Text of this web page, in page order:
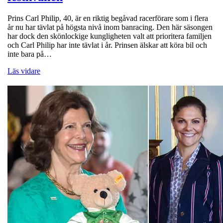
Prins Carl Philip, 40, är en riktig begåvad racerförare som i flera
år nu har tävlat på högsta nivå inom banracing. Den här säsongen
har dock den skönlockige kungligheten valt att prioritera familjen
och Carl Philip har inte tävlat i år. Prinsen älskar att köra bil och
inte bara på…
Läs vidare